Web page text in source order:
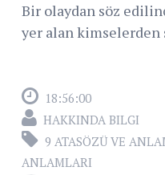
Bir olaydan söz
yer alan kimselerden
18:56:00
HAKKINDA BILGI
9 ATASÖZÜ VE
ANLAMLARI